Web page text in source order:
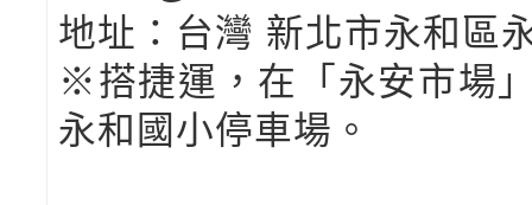
地址：台灣 新北市永和區
※搭捷運，在「永安市場
永和國小停車場。